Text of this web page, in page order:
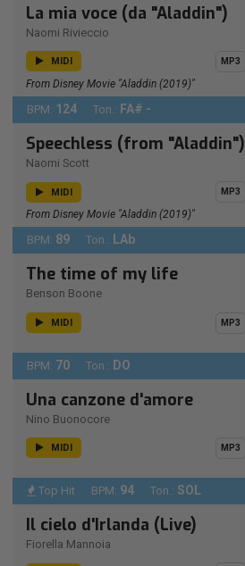
La mia voce (da "Aladdin")
Naomi Rivieccio
MIDI MP3
From Disney Movie "Aladdin (2019)"
BPM: 124 Ton.: FA# -
Speechless (from "Aladdin")
Naomi Scott
MIDI MP3
From Disney Movie "Aladdin (2019)"
BPM: 89 Ton.: LAb
The time of my life
Benson Boone
MIDI MP3
BPM: 70 Ton.: DO
Una canzone d'amore
Nino Buonocore
MIDI MP3
Top Hit BPM: 94 Ton.: SOL
Il cielo d'Irlanda (Live)
Fiorella Mannoia